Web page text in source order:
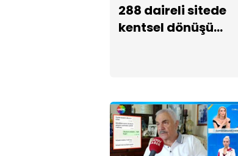
288 daireli sitede
kentsel dönüşüm